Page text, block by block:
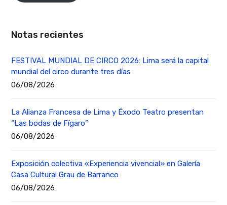
Notas recientes
FESTIVAL MUNDIAL DE CIRCO 2026: Lima será la capital
mundial del circo durante tres días
06/08/2026
La Alianza Francesa de Lima y Éxodo Teatro presentan
“Las bodas de Fígaro”
06/08/2026
Exposición colectiva «Experiencia vivencial» en Galería
Casa Cultural Grau de Barranco
06/08/2026